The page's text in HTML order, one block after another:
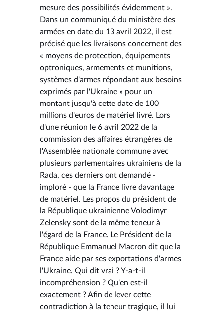
mesure des possibilités évidemment ».
Dans un communiqué du ministère des
armées en date du 13 avril 2022, il est
précisé que les livraisons concernent des
« moyens de protection, équipements
optroniques, armements et munitions,
systèmes d'armes répondant aux besoins
exprimés par l'Ukraine » pour un
montant jusqu'à cette date de 100
millions d'euros de matériel livré. Lors
d'une réunion le 6 avril 2022 de la
commission des affaires étrangères de
l'Assemblée nationale commune avec
plusieurs parlementaires ukrainiens de la
Rada, ces derniers ont demandé -
imploré - que la France livre davantage
de matériel. Les propos du président de
la République ukrainienne Volodimyr
Zelensky sont de la même teneur à
l'égard de la France. Le Président de la
République Emmanuel Macron dit que la
France aide par ses exportations d'armes
l'Ukraine. Qui dit vrai ? Y-a-t-il
incompréhension ? Qu'en est-il
exactement ? Afin de lever cette
contradiction à la teneur tragique, il lui